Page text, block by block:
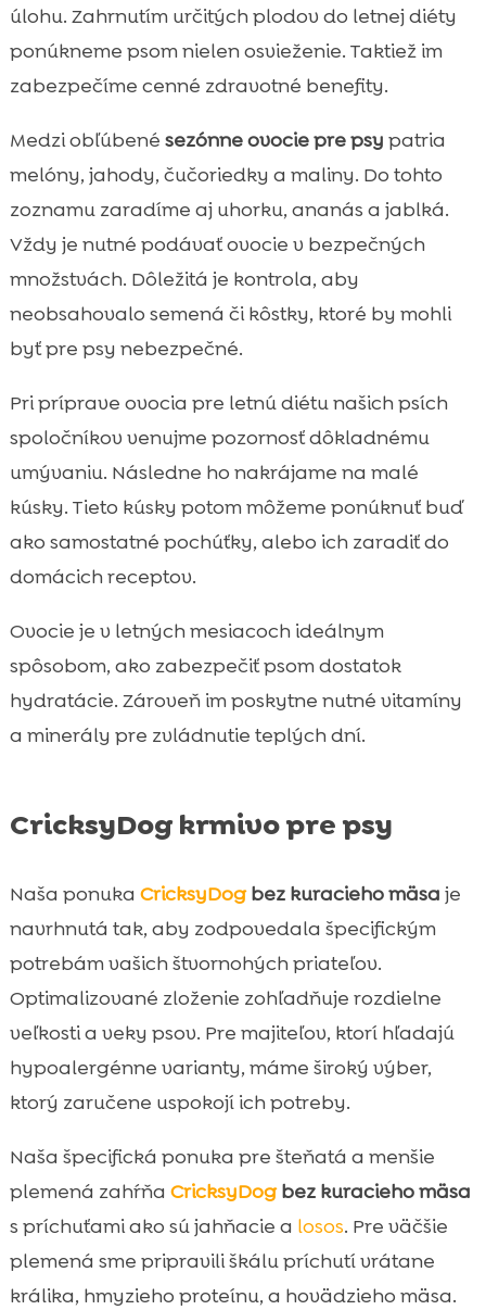
úlohu. Zahrnutím určitých plodov do letnej diéty
ponúkneme psom nielen osvieženie. Taktiež im
zabezpečíme cenné zdravotné benefity.
Medzi obľúbené sezónne ovocie pre psy patria
melóny, jahody, čučoriedky a maliny. Do tohto
zoznamu zaradíme aj uhorku, ananás a jablká.
Vždy je nutné podávať ovocie v bezpečných
množstvách. Dôležitá je kontrola, aby
neobsahovalo semená či kôstky, ktoré by mohli
byť pre psy nebezpečné.
Pri príprave ovocia pre letnú diétu našich psích
spoločníkov venujme pozornosť dôkladnému
umývaniu. Následne ho nakrájame na malé
kúsky. Tieto kúsky potom môžeme ponúknuť buď
ako samostatné pochúťky, alebo ich zaradiť do
domácich receptov.
Ovocie je v letných mesiacoch ideálnym
spôsobom, ako zabezpečiť psom dostatok
hydratácie. Zároveň im poskytne nutné vitamíny
a minerály pre zvládnutie teplých dní.
CricksyDog krmivo pre psy
Naša ponuka CricksyDogbez kuracieho mäsa je
navrhnutá tak, aby zodpovedala špecifickým
potrebám vašich štvornohých priateľov.
Optimalizované zloženie zohľadňuje rozdielne
veľkosti a veky psov. Pre majiteľov, ktorí hľadajú
hypoalergénne varianty, máme široký výber,
ktorý zaručene uspokojí ich potreby.
Naša špecifická ponuka pre šteňatá a menšie
plemená zahŕňa CricksyDogbez kuracieho mäsa
s príchuťami ako sú jahňacie a losos. Pre väčšie
plemená sme pripravili škálu príchutí vrátane
králika, hmyzieho proteínu, a hovädzieho mäsa.